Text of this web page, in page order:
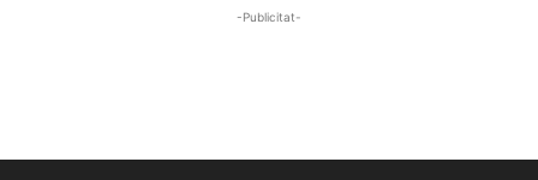
-Publicitat-